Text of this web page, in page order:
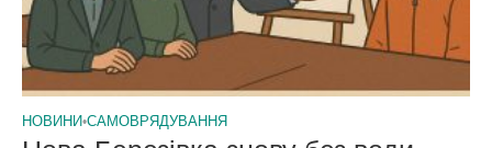
НОВИНИ•САМОВРЯДУВАННЯ